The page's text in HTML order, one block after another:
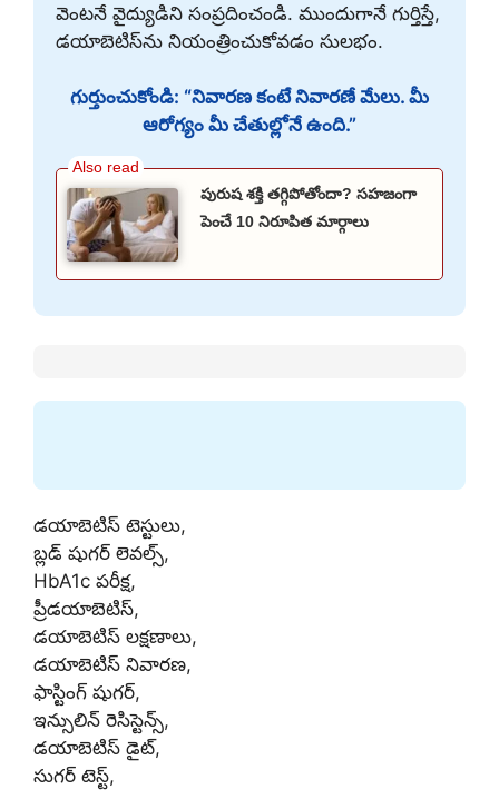
వెంటనే వైద్యుడిని సంప్రదించండి. ముందుగానే గుర్తిస్తే,
డయాబెటిస్‌ను నియంత్రించుకోవడం సులభం.
గుర్తుంచుకోండి: “నివారణ కంటే నివారణే మేలు. మీ
ఆరోగ్యం మీ చేతుల్లోనే ఉంది.”
పురుష శక్తి తగ్గిపోతోందా? సహజంగా
పెంచే 10 నిరూపిత మార్గాలు
డయాబెటిస్ టెస్టులు,
బ్లడ్ షుగర్ లెవల్స్,
HbA1c పరీక్ష,
ప్రీడయాబెటిస్,
డయాబెటిస్ లక్షణాలు,
డయాబెటిస్ నివారణ,
ఫాస్టింగ్ షుగర్,
ఇన్సులిన్ రెసిస్టెన్స్,
డయాబెటిస్ డైట్,
సుగర్ టెస్ట్,